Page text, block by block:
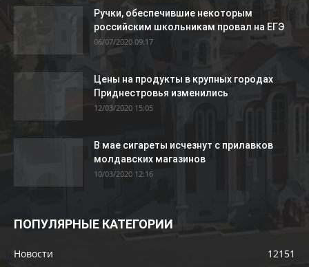
Ручки, обеспечившие некоторым
российским школьникам провал на ЕГЭ
06/07/2020 09:17
Цены на продукты в крупных городах
Приднестровья изменились
12/03/2020 15:05
В мае сигареты исчезнут с прилавков
молдавских магазинов
10/03/2020 12:16
ПОПУЛЯРНЫЕ КАТЕГОРИИ
Новости 12151